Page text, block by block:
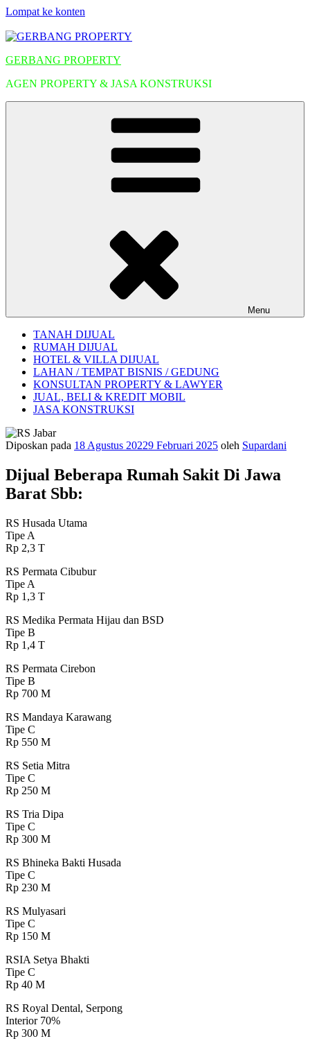
Lompat ke konten
GERBANG PROPERTY
AGEN PROPERTY & JASA KONSTRUKSI
Menu
TANAH DIJUAL
RUMAH DIJUAL
HOTEL & VILLA DIJUAL
LAHAN / TEMPAT BISNIS / GEDUNG
KONSULTAN PROPERTY & LAWYER
JUAL, BELI & KREDIT MOBIL
JASA KONSTRUKSI
Diposkan pada 18 Agustus 20229 Februari 2025 oleh Supardani
Dijual Beberapa Rumah Sakit Di Jawa
Barat Sbb:
RS Husada Utama
Tipe A
Rp 2,3 T
RS Permata Cibubur
Tipe A
Rp 1,3 T
RS Medika Permata Hijau dan BSD
Tipe B
Rp 1,4 T
RS Permata Cirebon
Tipe B
Rp 700 M
RS Mandaya Karawang
Tipe C
Rp 550 M
RS Setia Mitra
Tipe C
Rp 250 M
RS Tria Dipa
Tipe C
Rp 300 M
RS Bhineka Bakti Husada
Tipe C
Rp 230 M
RS Mulyasari
Tipe C
Rp 150 M
RSIA Setya Bhakti
Tipe C
Rp 40 M
RS Royal Dental, Serpong
Interior 70%
Rp 300 M